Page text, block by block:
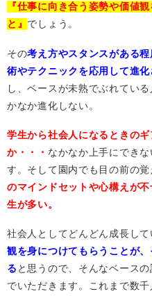
『仕事に向き合う姿勢や価値
と』 でしょう。
その考え方やスタンスがある
術やテクニックを応用して進化
し、ベースが未熟でぶれてい
かなか進化しない。
学生から社会人になるときの
か・・・ なかなか上手にでき
す。そして園内でも目の前の覚
のマインドセットや心構えが
生が多い。
社会人としてどんどん成長し
観を身につけてもらうことが
る と思うので、そんなベース
でいただきます。これまで数